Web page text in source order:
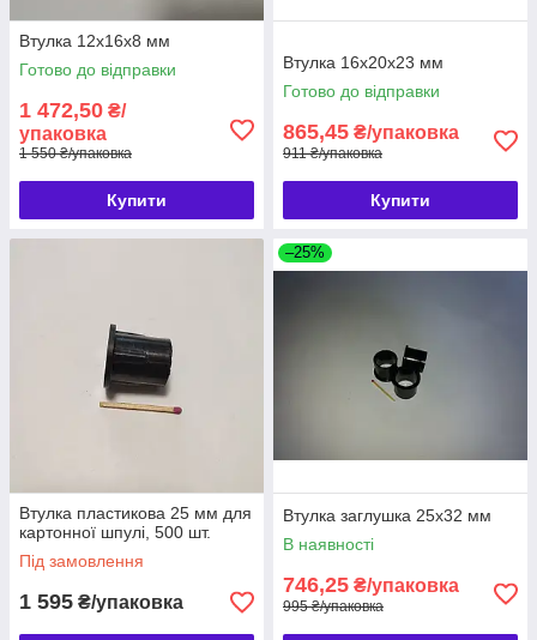
Втулка 12х16х8 мм
Готово до відправки
1 472,50 ₴/
упаковка
1 550 ₴/упаковка
Купити
Втулка 16х20х23 мм
Готово до відправки
865,45 ₴/упаковка
911 ₴/упаковка
Купити
Втулка пластикова 25 мм для
картонної шпулі, 500 шт.
Під замовлення
1 595 ₴/упаковка
–25%
Втулка заглушка 25х32 мм
В наявності
746,25 ₴/упаковка
995 ₴/упаковка